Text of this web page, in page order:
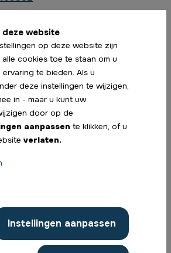
deze website
op deze website zijn
cookies toe te staan om u
te bieden. Als u
deze instellingen te wijzigen,
in - maar u kunt uw
door op de
aanpassen te klikken, of u
verlaten.
Instellingen aanpassen